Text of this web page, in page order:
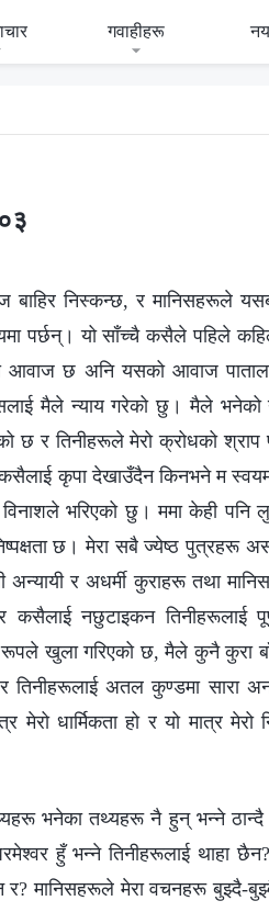
गवाहीहरू
बाहिर निस्कन्छ, र मानिसहरूले
पर्छन्। यो साँच्चै कसैले पहिले
आवाज छ अनि यसको आवाज
मैले न्याय गरेको छु। मैले
छ र तिनीहरूले मेरो क्रोधको श्राप
कृपा देखाउँदैन किनभने म स्‍वयम्‌
भरिएको छु। ममा केही पनि
छ। मेरा सबै ज्येष्ठ पुत्रहरू
अन्यायी र अधर्मी कुराहरू तथा
नछुटाइकन तिनीहरूलाई
रूपले खुला गरिएको छ, मैले कुनै कुरा
तिनीहरूलाई अतल कुण्डमा सारा
धार्मिकता हो र यो मात्र मेरो
भनेका तथ्यहरू नै हुन् भन्‍ने ठान्दै
हुँ भन्‍ने तिनीहरूलाई थाहा
र? मानिसहरूले मेरा वचनहरू बुझ्दै-